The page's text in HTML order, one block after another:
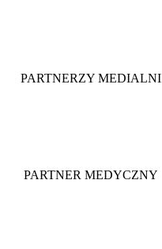
PARTNERZY MEDIALNI
PARTNER MEDYCZNY